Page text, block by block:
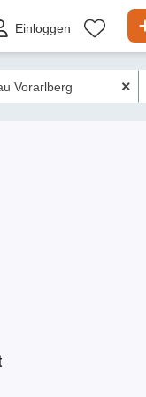
Einloggen Liste